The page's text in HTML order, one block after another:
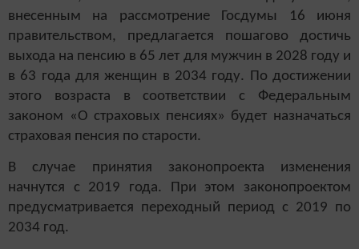
внесенным на рассмотрение Госдумы 16 июня
правительством, предлагается пошагово достичь
выхода на пенсию в 65 лет для мужчин в 2028 году и
в 63 года для женщин в 2034 году. По достижении
этого возраста в соответствии с Федеральным
законом «О страховых пенсиях» будет назначаться
страховая пенсия по старости.
В случае принятия законопроекта изменения
начнутся с 2019 года. При этом законопроектом
предусматривается переходный период с 2019 по
2034 год.